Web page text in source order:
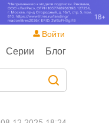
Серии Блог
Войти